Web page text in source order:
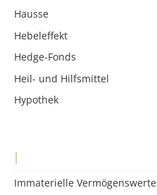
Hausse
Hebeleffekt
Hedge-Fonds
Heil- und Hilfsmittel
Hypothek
I
Immaterielle Vermögenswerte